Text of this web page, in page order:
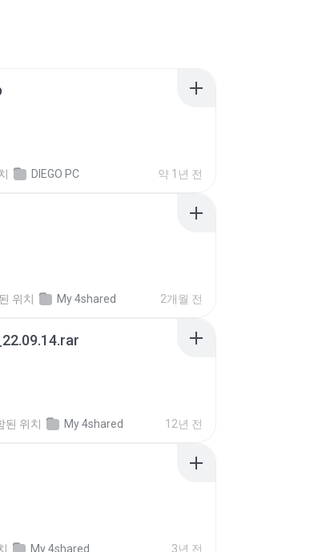
DIEGO PC 약 1년 전
위치 My 4shared 2개월 전
된 위치 My 4shared 12년 전
My 4shared 3년 전